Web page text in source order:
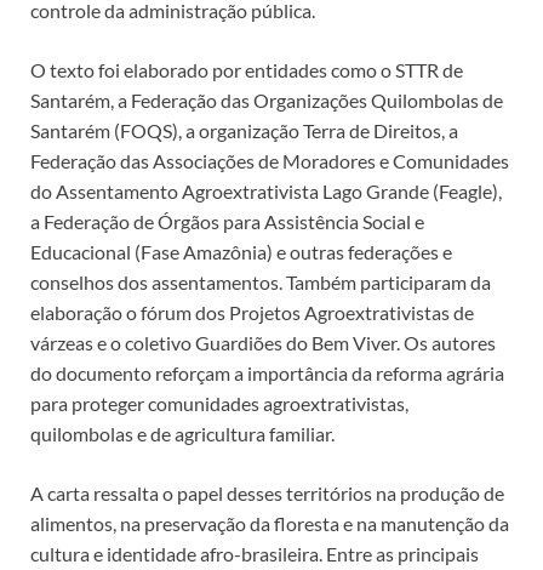
controle da administração pública.
O texto foi elaborado por entidades como o STTR de
Santarém, a Federação das Organizações Quilombolas de
Santarém (FOQS), a organização Terra de Direitos, a
Federação das Associações de Moradores e Comunidades
do Assentamento Agroextrativista Lago Grande (Feagle),
a Federação de Órgãos para Assistência Social e
Educacional (Fase Amazônia) e outras federações e
conselhos dos assentamentos. Também participaram da
elaboração o fórum dos Projetos Agroextrativistas de
várzeas e o coletivo Guardiões do Bem Viver. Os autores
do documento reforçam a importância da reforma agrária
para proteger comunidades agroextrativistas,
quilombolas e de agricultura familiar.
A carta ressalta o papel desses territórios na produção de
alimentos, na preservação da floresta e na manutenção da
cultura e identidade afro-brasileira. Entre as principais